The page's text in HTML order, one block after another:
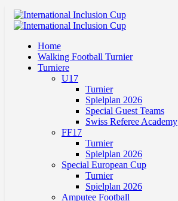
Home
Walking Football Turnier
Turniere
U17
Turnier
Spielplan 2026
Special Guest Teams
Swiss Referee Academy
FF17
Turnier
Spielplan 2026
Special European Cup
Turnier
Spielplan 2026
Amputee Football